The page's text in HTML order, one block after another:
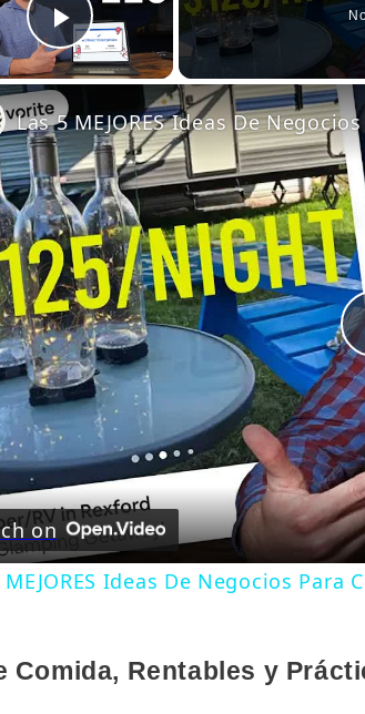
Play Video
Las 5 MEJORES Ideas De
on
MEJORES Ideas De Negocios Para
Comida, Rentables y